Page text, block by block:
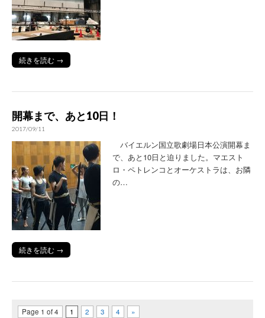
続きを読む →
開幕まで、あと10日！
2017/09/11
バイエルン国立歌劇場日本公演開幕ま
で、あと10日と迫りました。マエスト
ロ・ペトレンコとオーケストラは、お隣
の…
続きを読む →
Page 1 of 4 1 2 3 4 »